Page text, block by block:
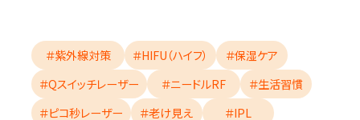
＃紫外線対策 ＃HIFU（ハイフ）
＃保湿ケア
＃Qスイッチレーザー
＃ニードルRF
＃生活習慣
＃ピコ秒レーザー
＃老け見え ＃IPL